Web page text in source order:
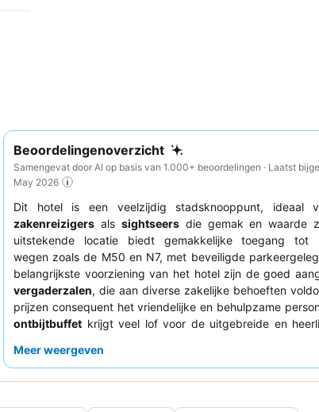
Beoordelingenoverzicht
Samengevat door AI op basis van 1.000+ beoordelingen · Laatst
May 2026
Dit hotel is een veelzijdig stadsknooppunt, ideaal
zakenreizigers als sightseersdie gemak en waarde
uitstekende locatie biedt gemakkelijke toegang tot
wegen zoals de M50 en N7, met beveiligde
belangrijkste voorziening van het hotel zijn de goed
vergaderzalen, die aan diverse zakelijke behoeften
prijzen consequent het vriendelijke en behulpzame
ontbijtbuffet krijgt veel lof voor de uitgebreide en
niet aan de snelweg grenst.
Meer weergeven